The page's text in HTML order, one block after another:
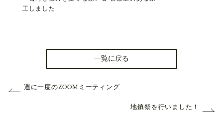
工しました
一覧に戻る
週に一度のZOOMミーティング
地鎮祭を行いました！